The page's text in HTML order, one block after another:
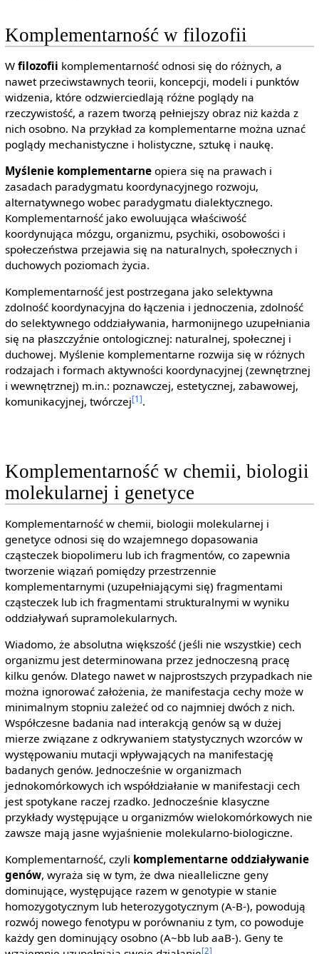
Komplementarność w filozofii
W filozofii komplementarność odnosi się do różnych, a
nawet przeciwstawnych teorii, koncepcji, modeli i punktów
widzenia, które odzwierciedlają różne poglądy na
rzeczywistość, a razem tworzą pełniejszy obraz niż każda z
nich osobno. Na przykład za komplementarne można uznać
poglądy mechanistyczne i holistyczne, sztukę i naukę.
Myślenie komplementarneopiera się na prawach i
zasadach paradygmatu koordynacyjnego rozwoju,
alternatywnego wobec paradygmatu dialektycznego.
Komplementarność jako ewoluująca właściwość
koordynująca mózgu, organizmu, psychiki, osobowości i
społeczeństwa przejawia się na naturalnych, społecznych i
duchowych poziomach życia.
Komplementarność jest postrzegana jako selektywna
zdolność koordynacyjna do łączenia i jednoczenia, zdolność
do selektywnego oddziaływania, harmonijnego uzupełniania
się na płaszczyźnie ontologicznej: naturalnej, społecznej i
duchowej. Myślenie komplementarne rozwija się w różnych
rodzajach i formach aktywności koordynacyjnej (zewnętrznej
i wewnętrznej) m.in.: poznawczej, estetycznej, zabawowej,
komunikacyjnej, twórczej[1].
Komplementarność w chemii, biologii
molekularnej i genetyce
Komplementarność w chemii, biologii molekularnej i
genetyce odnosi się do wzajemnego dopasowania
cząsteczek biopolimeru lub ich fragmentów, co zapewnia
tworzenie wiązań pomiędzy przestrzennie
komplementarnymi (uzupełniającymi się) fragmentami
cząsteczek lub ich fragmentami strukturalnymi w wyniku
oddziaływań supramolekularnych.
Wiadomo, że absolutna większość (jeśli nie wszystkie) cech
organizmu jest determinowana przez jednoczesną pracę
kilku genów. Dlatego nawet w najprostszych przypadkach nie
można ignorować założenia, że manifestacja cechy może w
minimalnym stopniu zależeć od co najmniej dwóch z nich.
Współczesne badania nad interakcją genów są w dużej
mierze związane z odkrywaniem statystycznych wzorców w
występowaniu mutacji wpływających na manifestację
badanych genów. Jednocześnie w organizmach
jednokomórkowych ich współdziałanie w manifestacji cech
jest spotykane raczej rzadko. Jednocześnie klasyczne
przykłady występujące u organizmów wielokomórkowych nie
zawsze mają jasne wyjaśnienie molekularno-biologiczne.
Komplementarność, czyli komplementarne oddziaływanie
genów, wyraża się w tym, że dwa niealleliczne geny
dominujące, występujące razem w genotypie w stanie
homozygotycznym lub heterozygotycznym (A-B-), powodują
rozwój nowego fenotypu w porównaniu z tym, co powoduje
każdy gen dominujący osobno (A~bb lub aaB-). Geny te
[2]